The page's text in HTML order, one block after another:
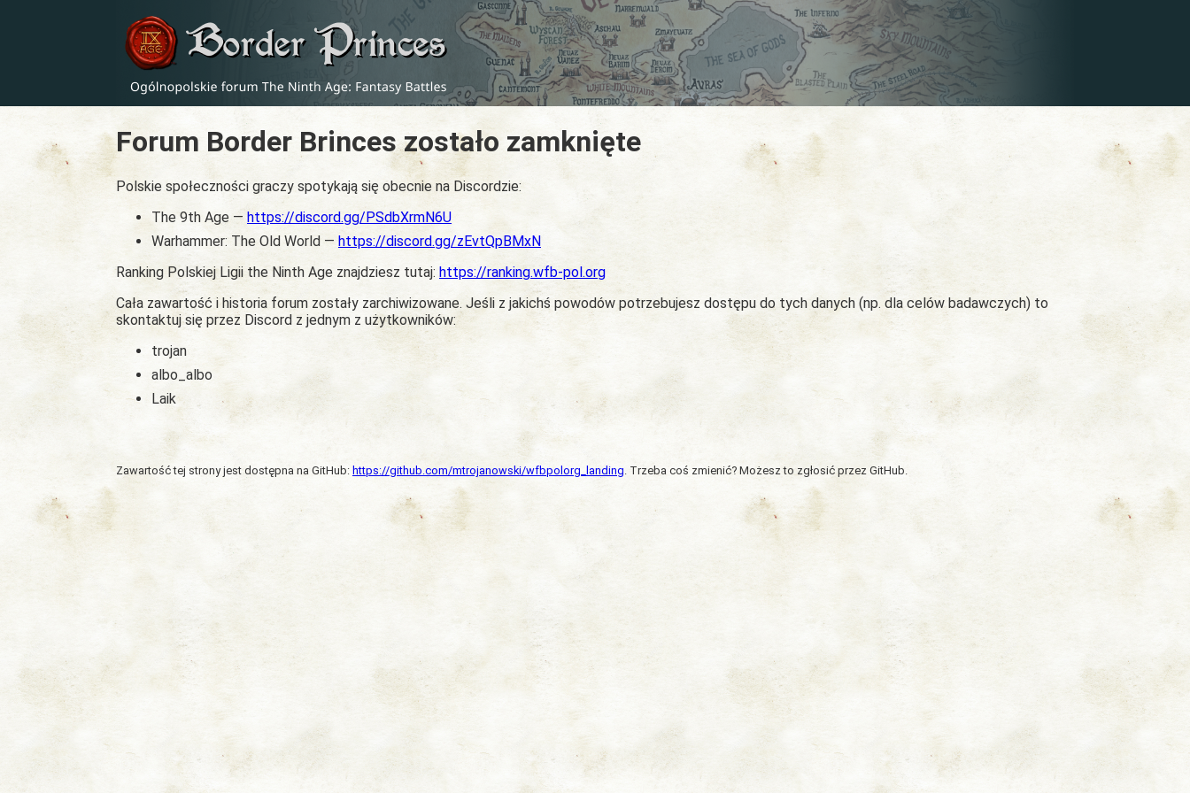
Forum Border Brinces zostało zamknięte
Polskie społeczności graczy spotykają się obecnie na Discordzie:
The 9th Age — https://discord.gg/PSdbXrmN6U
Warhammer: The Old World — https://discord.gg/zEvtQpBMxN
Ranking Polskiej Ligii the Ninth Age znajdziesz tutaj: https://ranking.wfb-pol.org
Cała zawartość i historia forum zostały zarchiwizowane. Jeśli z jakichś powodów potrzebujesz dostępu do tych danych (np. dla celów badawczych) to
skontaktuj się przez Discord z jednym z użytkowników:
trojan
albo_albo
Laik
Zawartość tej strony jest dostępna na GitHub: https://github.com/mtrojanowski/wfbpolorg_landing . Trzeba coś zmienić? Możesz to zgłosić przez GitHub.